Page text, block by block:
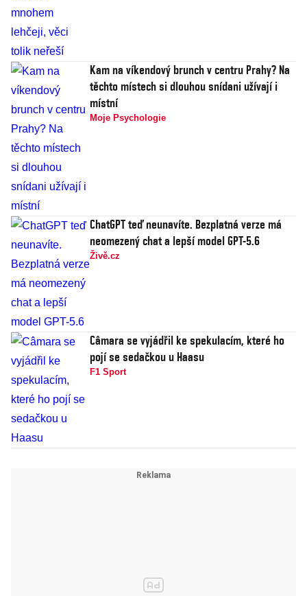
Kam na víkendový brunch v centru Prahy? Na
těchto místech si dlouhou snídani užívají i
místní
Moje Psychologie
ChatGPT teď neunavíte. Bezplatná verze má
neomezený chat a lepší model GPT-5.6
Živě.cz
Câmara se vyjádřil ke spekulacím, které ho
pojí se sedačkou u Haasu
F1 Sport